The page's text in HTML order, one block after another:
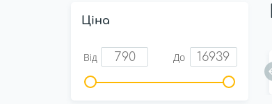
Ціна
Від До